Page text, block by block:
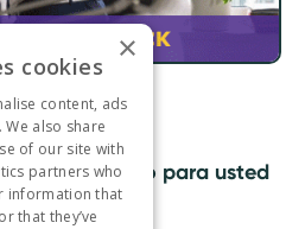
proceso tanto para usted
×
cookies
content, ads
also share
of our site with
partners who
information that
that they’ve